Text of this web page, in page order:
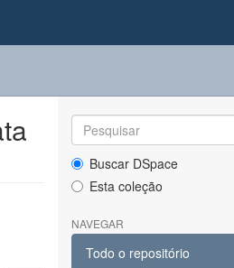
Buscar DSpace
Esta coleção
NAVEGAR
Todo o repositório